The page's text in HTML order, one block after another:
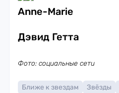
Anne-Marie
Дэвид Гетта
Фото: социальные сети
Ближе к звездам Звёзды